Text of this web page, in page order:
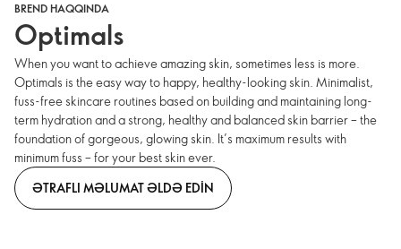
BREND HAQQINDA
Optimals
When you want to achieve amazing skin, sometimes less is more.
Optimals is the easy way to happy, healthy-looking skin. Minimalist,
fuss-free skincare routines based on building and maintaining long-
term hydration and a strong, healthy and balanced skin barrier – the
foundation of gorgeous, glowing skin. It’s maximum results with
minimum fuss – for your best skin ever.
ƏTRAFLI MƏLUMAT ƏLDƏ EDIN